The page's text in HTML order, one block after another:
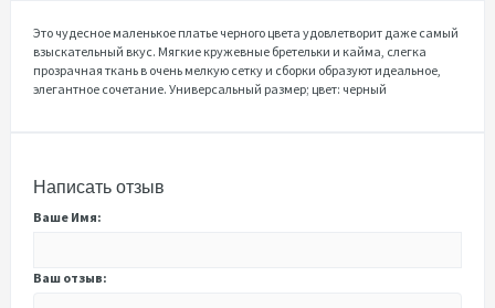
Это чудесное маленькое платье черного цвета удовлетворит даже самый
взыскательный вкус. Мягкие кружевные бретельки и кайма, слегка
прозрачная ткань в очень мелкую сетку и сборки образуют идеальное,
элегантное сочетание. Универсальный размер; цвет: черный
Написать отзыв
Ваше Имя:
Ваш отзыв: